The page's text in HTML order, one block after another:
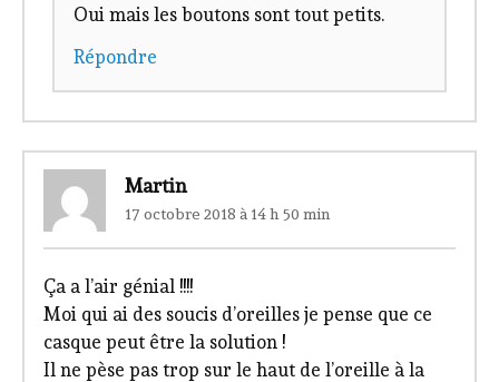
Oui mais les boutons sont tout petits.
Répondre
Martin
17 octobre 2018 à 14 h 50 min
Ça a l’air génial !!!!
Moi qui ai des soucis d’oreilles je pense que ce
casque peut être la solution !
Il ne pèse pas trop sur le haut de l’oreille à la